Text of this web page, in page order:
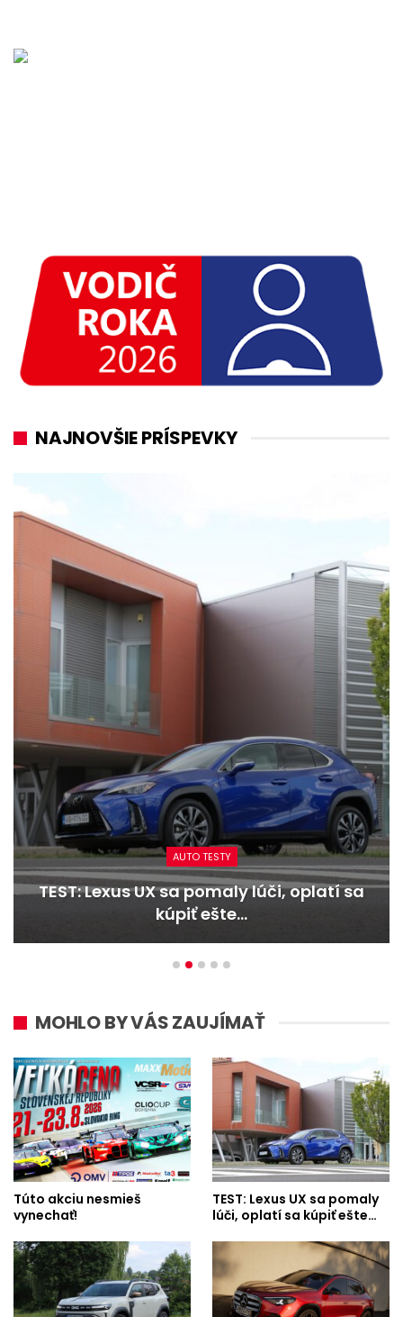
NAJNOVŠIE PRÍSPEVKY
AUTO TESTY
TEST: Lexus UX sa pomaly lúči, oplatí sa
kúpiť ešte…
MOHLO BY VÁS ZAUJÍMAŤ
Túto akciu nesmieš
vynechať!
TEST: Lexus UX sa pomaly
lúči, oplatí sa kúpiť ešte…